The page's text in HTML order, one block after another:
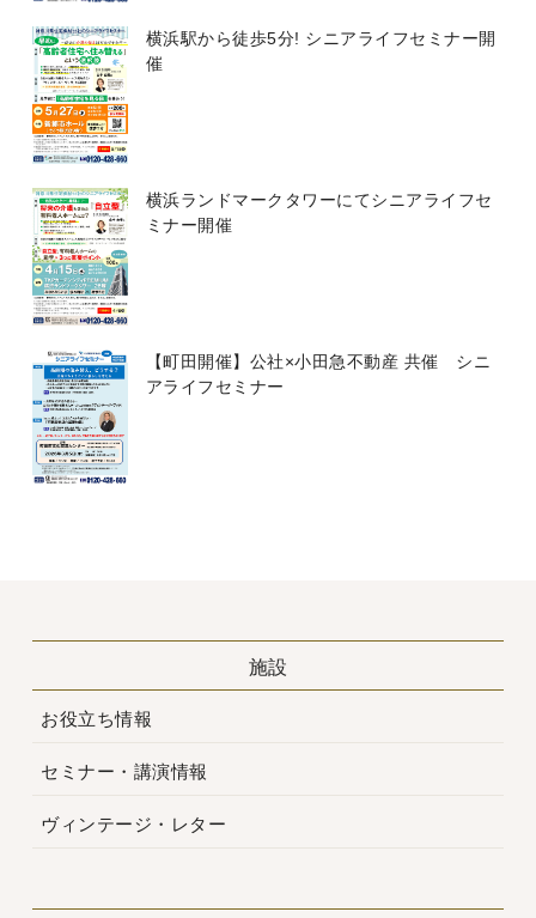
横浜駅から徒歩5分! シニアライフセミナー開
催
横浜ランドマークタワーにてシニアライフセ
ミナー開催
【町田開催】公社×小田急不動産 共催 シニ
アライフセミナー
施設
お役立ち情報
セミナー・講演情報
ヴィンテージ・レター